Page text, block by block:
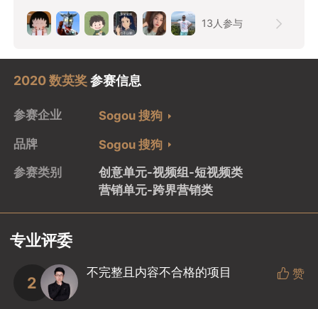
13 人参与
2020 数英奖参赛信息
参赛企业
Sogou 搜狗
品牌
Sogou 搜狗
参赛类别
创意单元-视频组-短视频类
营销单元-跨界营销类
专业评委
2
不完整且内容不合格的项目  赞